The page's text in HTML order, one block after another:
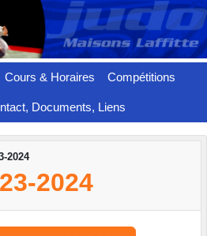
Cours & Horaires Compétitions
Documents, Liens
2024
2024